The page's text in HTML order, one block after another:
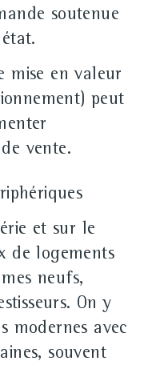
soutenue
mise en valeur
peut
vente.
et sur le
de logements
neufs,
On y
modernes avec
souvent